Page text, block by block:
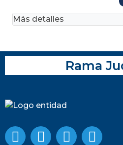
Más detalles
Rama